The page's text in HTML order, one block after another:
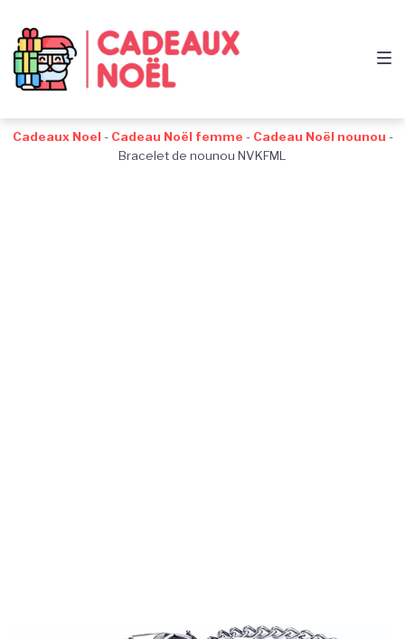
navigation
au
contenu
au
pied
de
Cadeaux Noel - Cadeau Noël femme - Cadeau Noël nounou -
Bracelet de nounou NVKFML